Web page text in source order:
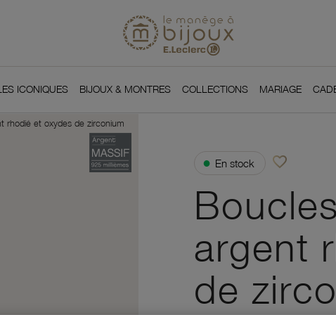
ICONIQUES BIJOUX & MONTRES COLLECTIONS MARIAGE
rhodié et oxydes de zirconium
● En stock favorite_borderAjouter à vos
argent
de